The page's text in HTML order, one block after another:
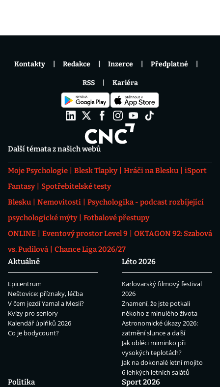
Další témata z našich webů
Moje Psychologie Blesk Tlapky Hráči na Blesku
iSport
Fantasy
Spotřebitelské testy
Blesku
Nemovitosti
Psychologika - podcast rozbíjející
psychologické mýty
Fotbalové přestupy
ONLINE
Eventový prostor Level 9
OKTAGON 92: Szabová
vs. Pudilová
Chance Liga 2026/27
Aktuálně
Epicentrum
Neštovice: příznaky, léčba
V čem jezdí Yamal a Mesii?
Kvízy pro seniory
Kalendář úplňků 2026
Co je bodycount?
Léto 2026
Karlovarský filmový festival
2026
Znamení, že jste potkali
někoho z minulého života
Astronomické úkazy 2026:
zatmění slunce a další
Jak obléci miminko při
vysokých teplotách?
Jak na dokonalé letní mojito
6 lehkých letních salátů
Politika
Sport 2026
Kontakty Redakce Inzerce Předplatné
RSS Kariéra